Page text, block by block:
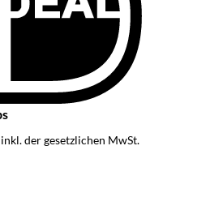
der gesetzlichen MwSt.